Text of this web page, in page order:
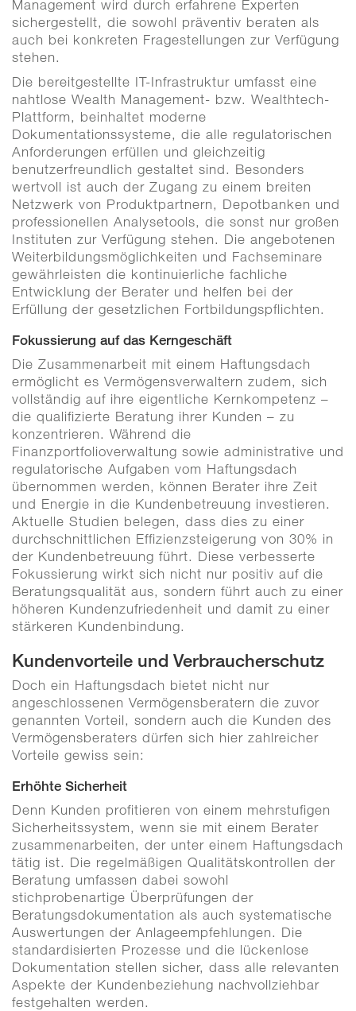
Management wird durch erfahrene Experten
sichergestellt, die sowohl präventiv beraten als
auch bei konkreten Fragestellungen zur Verfügung
stehen.
Die bereitgestellte IT-Infrastruktur umfasst eine
nahtlose Wealth Management- bzw. Wealthtech-
Plattform, beinhaltet moderne
Dokumentationssysteme, die alle regulatorischen
Anforderungen erfüllen und gleichzeitig
benutzerfreundlich gestaltet sind. Besonders
wertvoll ist auch der Zugang zu einem breiten
Netzwerk von Produktpartnern, Depotbanken und
professionellen Analysetools, die sonst nur großen
Instituten zur Verfügung stehen. Die angebotenen
Weiterbildungsmöglichkeiten und Fachseminare
gewährleisten die kontinuierliche fachliche
Entwicklung der Berater und helfen bei der
Erfüllung der gesetzlichen Fortbildungspflichten.
Fokussierung auf das Kerngeschäft
Die Zusammenarbeit mit einem Haftungsdach
ermöglicht es Vermögensverwaltern zudem, sich
vollständig auf ihre eigentliche Kernkompetenz –
die qualifizierte Beratung ihrer Kunden – zu
konzentrieren. Während die
Finanzportfolioverwaltung sowie administrative und
regulatorische Aufgaben vom Haftungsdach
übernommen werden, können Berater ihre Zeit
und Energie in die Kundenbetreuung investieren.
Aktuelle Studien belegen, dass dies zu einer
durchschnittlichen Effizienzsteigerung von 30% in
der Kundenbetreuung führt. Diese verbesserte
Fokussierung wirkt sich nicht nur positiv auf die
Beratungsqualität aus, sondern führt auch zu einer
höheren Kundenzufriedenheit und damit zu einer
stärkeren Kundenbindung.
Kundenvorteile und Verbraucherschutz
Doch ein Haftungsdach bietet nicht nur
angeschlossenen Vermögensberatern die zuvor
genannten Vorteil, sondern auch die Kunden des
Vermögensberaters dürfen sich hier zahlreicher
Vorteile gewiss sein:
Erhöhte Sicherheit
Denn Kunden profitieren von einem mehrstufigen
Sicherheitssystem, wenn sie mit einem Berater
zusammenarbeiten, der unter einem Haftungsdach
tätig ist. Die regelmäßigen Qualitätskontrollen der
Beratung umfassen dabei sowohl
stichprobenartige Überprüfungen der
Beratungsdokumentation als auch systematische
Auswertungen der Anlageempfehlungen. Die
standardisierten Prozesse und die lückenlose
Dokumentation stellen sicher, dass alle relevanten
Aspekte der Kundenbeziehung nachvollziehbar
festgehalten werden.